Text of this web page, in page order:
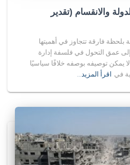
والانقسام (تقدير
بلحظة فارقة تتجاوز في أهميتها
عمق التحول في فلسفة إدارة
يمكن توصيفه بوصفه خلافًا سياسيًا
في اقرأ المزيد…